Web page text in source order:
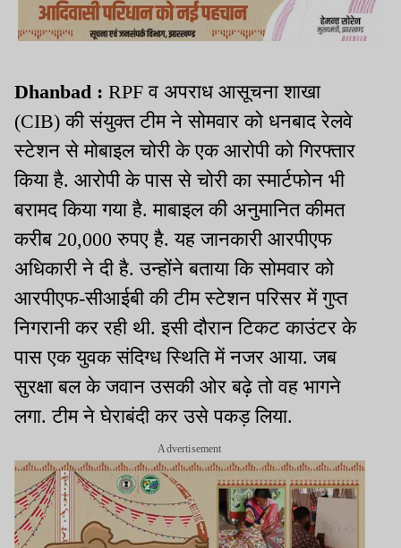
Dhanbad : RPF व अपराध आसूचना शाखा
(CIB) की संयुक्त टीम ने सोमवार को धनबाद रेलवे
स्टेशन से मोबाइल चोरी के एक आरोपी को गिरफ्तार
किया है. आरोपी के पास से चोरी का स्मार्टफोन भी
बरामद किया गया है. माबाइल की अनुमानित कीमत
करीब 20,000 रुपए है. यह जानकारी आरपीएफ
अधिकारी ने दी है. उन्होंने बताया कि सोमवार को
आरपीएफ-सीआईबी की टीम स्टेशन परिसर में गुप्त
निगरानी कर रही थी. इसी दौरान टिकट काउंटर के
पास एक युवक संदिग्ध स्थिति में नजर आया. जब
सुरक्षा बल के जवान उसकी ओर बढ़े तो वह भागने
लगा. टीम ने घेराबंदी कर उसे पकड़ लिया.
Advertisement